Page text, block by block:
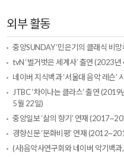
외부 활동
중앙SUNDAY ‘민은기의 클래식 비
tvN ‘벌거벗은 세계사’ 출연 (2023
네이버 지식백과 ‘서울대 음악 레슨’
JTBC ‘차이나는 클라스’ 출연
5월 22일)
중앙일보 ‘삶의 향기’ 연재
경향신문 ‘문화비평’ 연재
(사)음악사연구회와 네이버 악기백